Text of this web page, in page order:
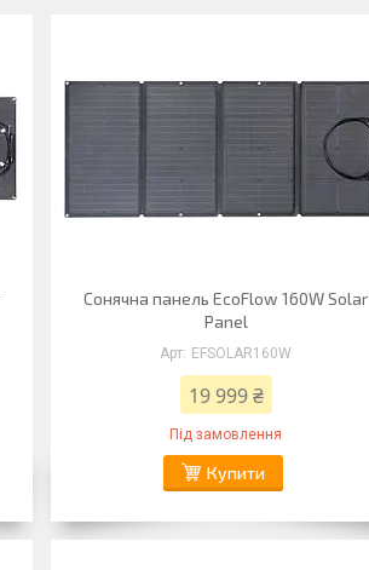
Сонячна панель EcoFlow 160W Solar
Panel
EFSOLAR160W
19 999 ₴
Під замовлення
Купити